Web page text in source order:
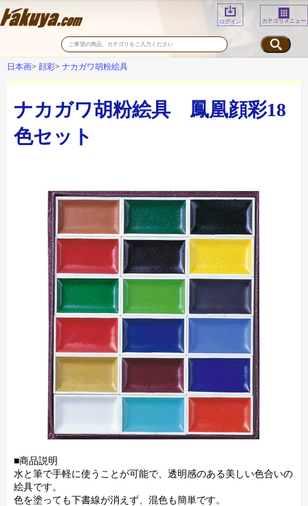
ログイン カテゴリメニュー
日本画 顔彩 ナカガワ胡粉絵具
ナカガワ胡粉絵具 鳳凰顔彩18
色セット
■商品説明
水と筆で手軽に使うことが可能で、透明感のある美しい色合いの
絵具です。
色を塗っても下書線が消えず、混色も簡単です。